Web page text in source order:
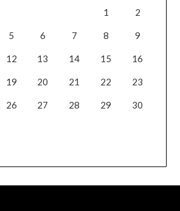
1
2
5 6 7 8 9
12 13 14 15 16
19 20 21 22 23
26 27 28 29 30